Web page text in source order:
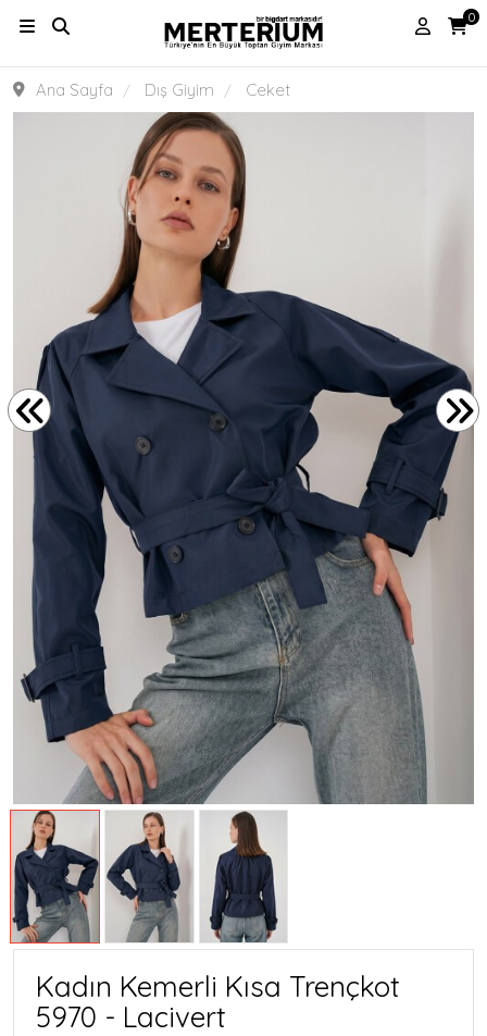
0
Ana Sayfa Dış Giyim Ceket
Kadın Kemerli Kısa Trençkot
5970 - Lacivert